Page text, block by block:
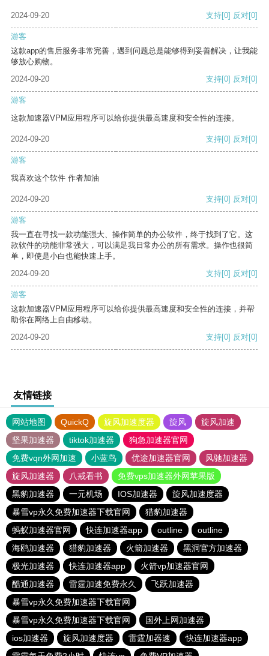
2024-09-20 支持[0] 反对[0]
游客
这款app的售后服务非常完善，遇到问题总是能够得到妥善解决，让我能
够放心购物。
2024-09-20
支持[0] 反对[0]
游客
这款加速器VPM应用程序可以给你提供最高速度和安全性的连接。
2024-09-20 支持[0] 反对[0]
游客
我喜欢这个软件 作者加油
2024-09-20 支持[0] 反对[0]
游客
我一直在寻找一款功能强大、操作简单的办公软件，终于找到了它。这
款软件的功能非常强大，可以满足我日常办公的所有需求。操作也很简
单，即使是小白也能快速上手。
2024-09-20
支持[0] 反对[0]
游客
这款加速器VPM应用程序可以给你提供最高速度和安全性的连接，并帮
助你在网络上自由移动。
2024-09-20
支持[0] 反对[0]
友情链接
网站地图 QuickQ 旋风加速度器 旋风
旋风加速
坚果加速器
tiktok加速器
狗急加速器官网
免费vqn外网加速
小蓝鸟 优途加速器官网
风驰加速器
旋风加速器
八戒看书
免费vps加速器外网苹果版
黑豹加速器
一元机场 IOS加速器
旋风加速度器
暴雪vp永久免费加速器下载官网
猎豹加速器
蚂蚁加速器官网
快连加速器app outline
outline
海鸥加速器
猎豹加速器 火箭加速器
黑洞官方加速器
极光加速器
快连加速器app
火箭vp加速器官网
酷通加速器
雷霆加速免费永久
飞跃加速器
暴雪vp永久免费加速器下载官网
暴雪vp永久免费加速器下载官网
国外上网加速器
ios加速器
旋风加速度器 雷霆加器速
快连加速器app